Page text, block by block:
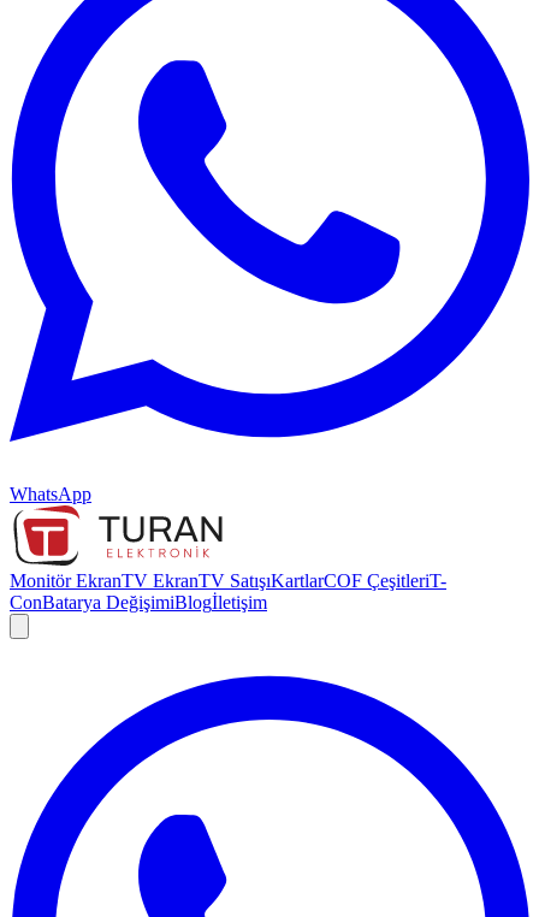
WhatsApp
Monitör EkranTV EkranTV SatışıKartlarCOF ÇeşitleriT-
ConBatarya DeğişimiBlogİletişim